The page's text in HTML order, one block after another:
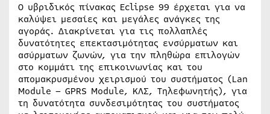
O υβριδικός πίνακας Eclipse 99 έρχεται για να
καλύψει μεσαίες και μεγάλες ανάγκες της
αγοράς. Διακρίνεται για τις πολλαπλές
δυνατότητες επεκτασιμότητας ενσύρματων και
ασύρματων ζωνών, για την πληθώρα επιλογών
στο κομμάτι της επικοινωνίας και του
απομακρυσμένου χειρισμού του συστήματος (Lan
Module – GPRS Module, ΚΛΣ, Τηλεφωνητής), για
τη δυνατότητα συνδεσιμότητας του συστήματος